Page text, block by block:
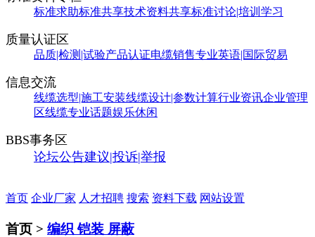
标准求助标准共享技术资料共享标准讨论|培训学习
质量认证区
品质|检测|试验产品认证电缆销售专业英语|国际贸易
信息交流
线缆选型|施工安装线缆设计|参数计算行业资讯企业管理
区线缆专业话题娱乐休闲
BBS事务区
论坛公告建议|投诉|举报
首页 企业厂家 人才招聘 搜索 资料下载 网站设置
首页 > 编织 铠装 屏蔽